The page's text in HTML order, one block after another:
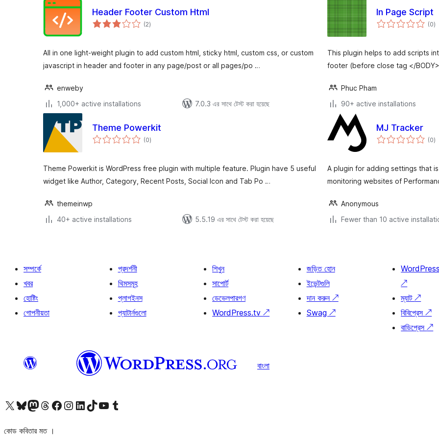
Header Footer Custom Html
(2total
ratings
)
All in one light-weight plugin to add custom html, sticky html, custom css, or custom
javascript in header and footer in any page/post or all pages/po …
enweby
1,000+ active installations
7.0.3 এর সাথে টেস্ট করা হয়েছে
In Page Script
(0)
This plugin helps to add scripts
footer (before close tag </
Phuc Pham
90+ active installations
Theme Powerkit
(0total
ratings
)
Theme Powerkit is WordPress free plugin with multiple feature. Plugin have 5 useful
widget like Author, Category, Recent Posts, Social Icon and Tab Po …
themeinwp
40+ active installations
5.5.19 এর সাথে টেস্ট করা হয়েছে
MJ Tracker
(0)
A plugin for adding settings that
monitoring websites of
Anonymous
Fewer than 10 active
সম্পর্কে
খবর
হোষ্টিং
গোপনীয়তা
প্রদর্শনী
থিমসমূহ
প্লাগইনস
প্যাটার্নগুলো
শিখুন
সাপোর্ট
ডেভেলপারগণ
WordPress.tv↗
জড়িত হোন
ইভেন্টগুলি
দান করুন ↗
Swag ↗
↗
ম্যাট↗
বিবিপ্রেস↗
বাডিপ্রেস↗
বাংলা
আমাদের X (আগের টুইটার) অ্যাকাউন্টে যানআমাদের Bluesky অ্যাকাউন্টটি দেখুনআমাদের মাস্টোডন অ্যাকাউন্টটি দেখুনআমাদের থ্রেডস অ্যাকাউন্টটি দেখুনআমাদের ফেসবুক পেজ দেখুনআমাদের ইন্সটাগ্রাম অ্যাকাউন্ট দেখুনআমাদের লিঙ্কডইন অ্যাকাউন্টে যানআমাদের TikTok অ্যাকাউন্টটি দেখুনআমাদের ইউটিউব চ্যানেলে যান আমাদের টাম্বলার অ্যাকাউন্ট দেখুন
কোড কবিতার মত ।